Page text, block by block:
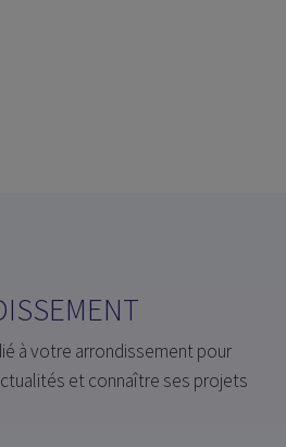
à votre arrondissement pour
et connaître ses projets